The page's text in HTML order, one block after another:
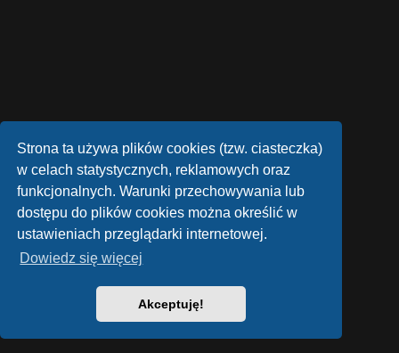
Strona ta używa plików cookies (tzw. ciasteczka)
w celach statystycznych, reklamowych oraz
funkcjonalnych. Warunki przechowywania lub
dostępu do plików cookies można określić w
ustawieniach przeglądarki internetowej.
Dowiedz się więcej
Akceptuję!